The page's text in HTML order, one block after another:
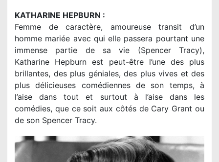
KATHARINE HEPBURN :
Femme de caractère, amoureuse transit d’un
homme mariée avec qui elle passera pourtant une
immense partie de sa vie (Spencer Tracy),
Katharine Hepburn est peut-être l’une des plus
brillantes, des plus géniales, des plus vives et des
plus délicieuses comédiennes de son temps, à
l’aise dans tout et surtout à l’aise dans les
comédies, que ce soit aux côtés de Cary Grant ou
de son Spencer Tracy.